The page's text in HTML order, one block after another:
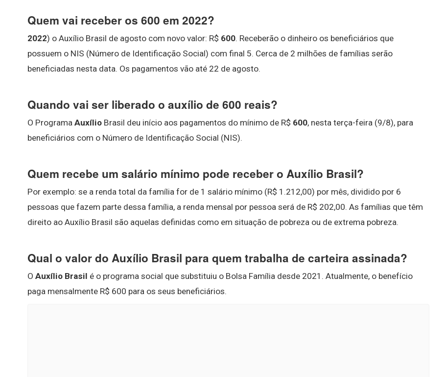
Quem vai receber os 600 em 2022?
2022) o Auxílio Brasil de agosto com novo valor: R$ 600. Receberão o dinheiro os beneficiários que
possuem o NIS (Número de Identificação Social) com final 5. Cerca de 2 milhões de famílias serão
beneficiadas nesta data. Os pagamentos vão até 22 de agosto.
Quando vai ser liberado o auxílio de 600 reais?
O Programa Auxílio Brasil deu início aos pagamentos do mínimo de R$ 600, nesta terça-feira (9/8), para
beneficiários com o Número de Identificação Social (NIS).
Quem recebe um salário mínimo pode receber o Auxílio Brasil?
Por exemplo: se a renda total da família for de 1 salário mínimo (R$ 1.212,00) por mês, dividido por 6
pessoas que fazem parte dessa família, a renda mensal por pessoa será de R$ 202,00. As famílias que têm
direito ao Auxílio Brasil são aquelas definidas como em situação de pobreza ou de extrema pobreza.
Qual o valor do Auxílio Brasil para quem trabalha de carteira assinada?
O Auxílio Brasil é o programa social que substituiu o Bolsa Família desde 2021. Atualmente, o benefício
paga mensalmente R$ 600 para os seus beneficiários.